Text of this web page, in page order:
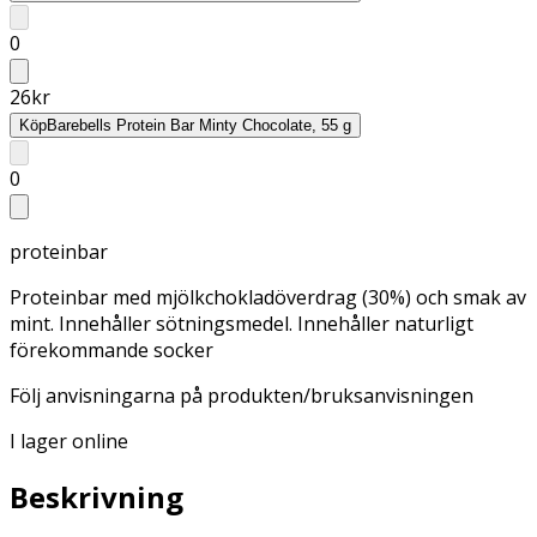
0
26kr
KöpBarebells Protein Bar Minty Chocolate, 55 g
0
proteinbar
Proteinbar med mjölkchokladöverdrag (30%) och smak av
mint. Innehåller sötningsmedel. Innehåller naturligt
förekommande socker
Följ anvisningarna på produkten/bruksanvisningen
I lager online
Beskrivning